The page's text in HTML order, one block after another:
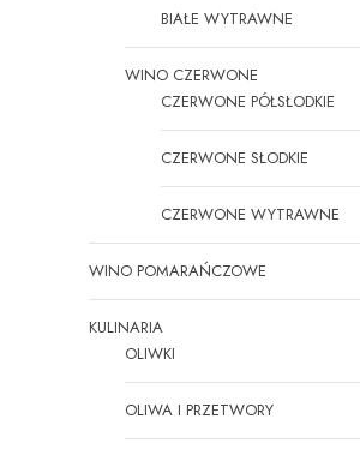
BIAŁE WYTRAWNE
WINO CZERWONE
CZERWONE PÓŁSŁODKIE
CZERWONE SŁODKIE
CZERWONE WYTRAWNE
WINO POMARAŃCZOWE
KULINARIA
OLIWKI
OLIWA I PRZETWORY